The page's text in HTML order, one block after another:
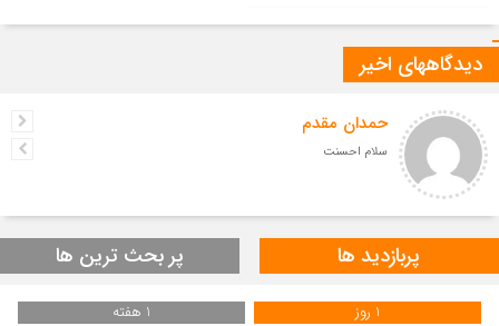
دیدگاههای اخیر
حمدان مقدم
سلام احسنت
پربازدید ها پر بحث ترین ها
1 روز
1 هفته